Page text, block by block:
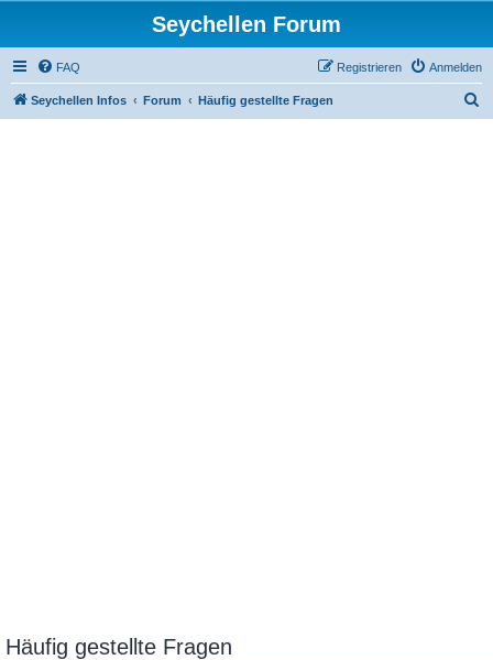
Seychellen Forum
FAQ Anmelden
Registrieren
Seychellen Infos Forum Häufig gestellte Fragen
Häufig gestellte Fragen